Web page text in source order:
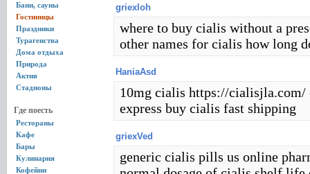
Бани, сауны
Гостиницы
Праздники
Турагенства
Дома отдыха
Природа
Актив
Стадионы
Где поесть
Рестораны
Кафе
Бары
Кулинария
Кофейни
griexloh
where to buy cialis without a
other names for cialis how long
HaniaAsd
10mg cialis https://cialisjla.com/
express buy cialis fast shipping
griexVed
generic cialis pills us online